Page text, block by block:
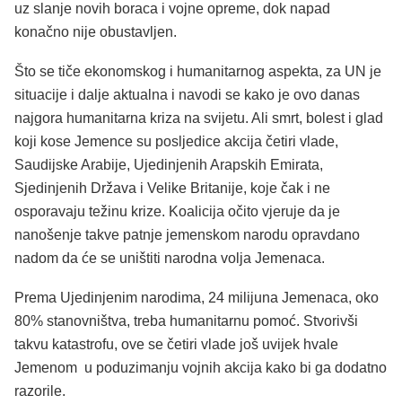
uz slanje novih boraca i vojne opreme, dok napad
konačno nije obustavljen.
Što se tiče ekonomskog i humanitarnog aspekta, za UN je
situacije i dalje aktualna i navodi se kako je ovo danas
najgora humanitarna kriza na svijetu. Ali smrt, bolest i glad
koji kose Jemence su posljedice akcija četiri vlade,
Saudijske Arabije, Ujedinjenih Arapskih Emirata,
Sjedinjenih Država i Velike Britanije, koje čak i ne
osporavaju težinu krize. Koalicija očito vjeruje da je
nanošenje takve patnje jemenskom narodu opravdano
nadom da će se uništiti narodna volja Jemenaca.
Prema Ujedinjenim narodima, 24 milijuna Jemenaca, oko
80% stanovništva, treba humanitarnu pomoć. Stvorivši
takvu katastrofu, ove se četiri vlade još uvijek hvale
Jemenom u poduzimanju vojnih akcija kako bi ga dodatno
razorile.